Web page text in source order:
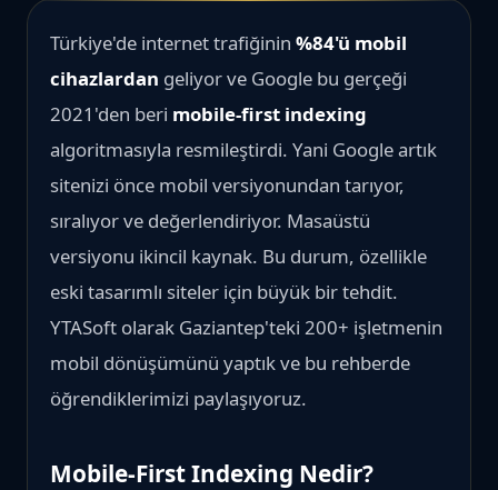
Türkiye'de internet trafiğinin %84'ü mobil
cihazlardan geliyor ve Google bu gerçeği
2021'den beri mobile-first indexing
algoritmasıyla resmileştirdi. Yani Google artık
sitenizi önce mobil versiyonundan tarıyor,
sıralıyor ve değerlendiriyor. Masaüstü
versiyonu ikincil kaynak. Bu durum, özellikle
eski tasarımlı siteler için büyük bir tehdit.
YTASoft olarak Gaziantep'teki 200+ işletmenin
mobil dönüşümünü yaptık ve bu rehberde
öğrendiklerimizi paylaşıyoruz.
Mobile-First Indexing Nedir?